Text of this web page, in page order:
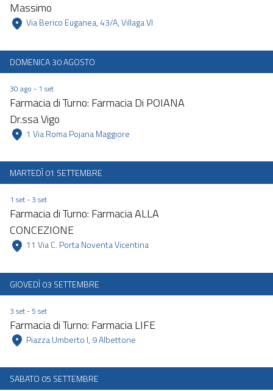
Massimo
DOMENICA 30 AGOSTO
30 ago - 1 set
Farmacia di Turno: Farmacia Di POIANA
Dr.ssa Vigo
MARTEDÌ 01 SETTEMBRE
1 set - 3 set
Farmacia di Turno: Farmacia ALLA
CONCEZIONE
GIOVEDÌ 03 SETTEMBRE
3 set - 5 set
Farmacia di Turno: Farmacia LIFE
SABATO 05 SETTEMBRE